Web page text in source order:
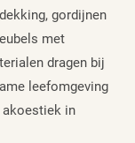
gordijnen
met
dragen bij
leefomgeving
akoestiek in